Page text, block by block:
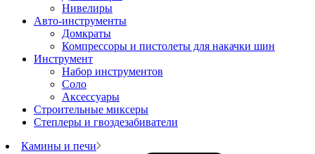
Нивелиры
Авто-инструменты
Домкраты
Компрессоры и пистолеты для накачки шин
Инструмент
Набор инструментов
Соло
Аксессуары
Строительные миксеры
Степлеры и гвоздезабиватели
Камины и печи